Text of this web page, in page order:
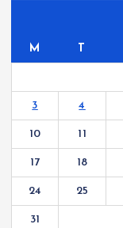
M T
3 4
10 11
17 18
24 25
31